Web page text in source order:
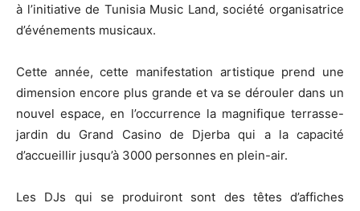
à l’initiative de Tunisia Music Land, société organisatrice
d’événements musicaux.
Cette année, cette manifestation artistique prend une
dimension encore plus grande et va se dérouler dans un
nouvel espace, en l’occurrence la magnifique terrasse-
jardin du Grand Casino de Djerba qui a la capacité
d’accueillir jusqu’à 3000 personnes en plein-air.
Les DJs qui se produiront sont des têtes d’affiches